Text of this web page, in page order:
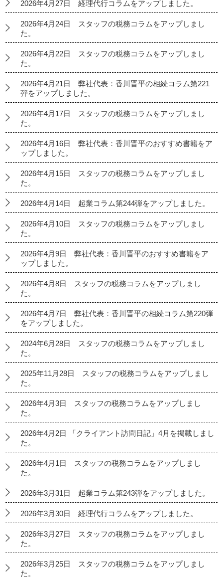
2026年4月27日 経理代行コラムをアップしました。
2026年4月24日 スタッフの税務コラムをアップしまし
た。
2026年4月22日 スタッフの税務コラムをアップしまし
た。
2026年4月21日 弊社代表：香川晋平の相続コラム第221
弾をアップしました。
2026年4月17日 スタッフの税務コラムをアップしまし
た。
2026年4月16日 弊社代表：香川晋平のおすすめ書籍をア
ップしました。
2026年4月15日 スタッフの税務コラムをアップしまし
た。
2026年4月14日 起業コラム第244弾をアップしました。
2026年4月10日 スタッフの税務コラムをアップしまし
た。
2026年4月9日 弊社代表：香川晋平のおすすめ書籍をア
ップしました。
2026年4月8日 スタッフの税務コラムをアップしまし
た。
2026年4月7日 弊社代表：香川晋平の相続コラム第220弾
をアップしました。
2024年6月28日 スタッフの税務コラムをアップしまし
た。
2025年11月28日 スタッフの税務コラムをアップしまし
た。
2026年4月3日 スタッフの税務コラムをアップしまし
た。
2026年4月2日 「クライアント訪問日記」4月を掲載しまし
た。
2026年4月1日 スタッフの税務コラムをアップしまし
た。
2026年3月31日 起業コラム第243弾をアップしました。
2026年3月30日 経理代行コラムをアップしました。
2026年3月27日 スタッフの税務コラムをアップしまし
た。
2026年3月25日 スタッフの税務コラムをアップしまし
た。